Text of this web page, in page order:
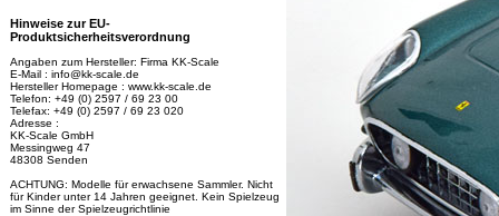
Hinweise zur EU-
Produktsicherheitsverordnung
Angaben zum Hersteller: Firma KK-Scale
E-Mail : info@kk-scale.de
Hersteller Homepage : www.kk-scale.de
Telefon: +49 (0) 2597 / 69 23 00
Telefax: +49 (0) 2597 / 69 23 020
Adresse :
KK-Scale GmbH
Messingweg 47
48308 Senden
ACHTUNG: Modelle für erwachsene Sammler. Nicht
für Kinder unter 14 Jahren geeignet. Kein Spielzeug
im Sinne der Spielzeugrichtlinie